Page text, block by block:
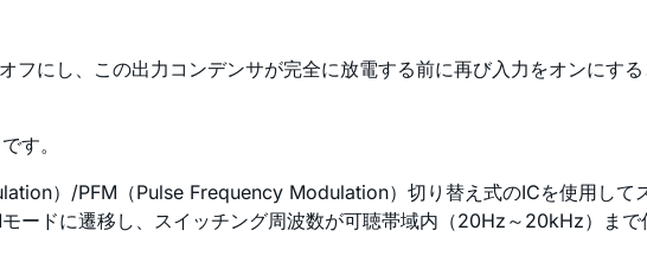
にし、この出力コンデンサが完全に放電する前に再び入力をオンにす
す。
）/PFM（Pulse Frequency Modulation）切り替え式のICを使用して
ードに遷移し、スイッチング周波数が可聴帯域内（20Hz～20kHz）ま